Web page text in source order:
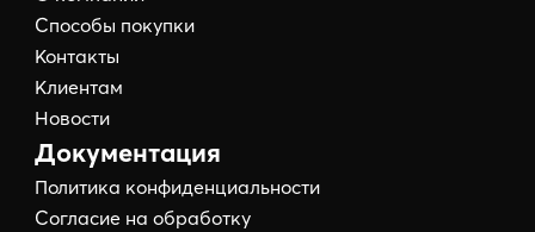
Способы покупки
Контакты
Клиентам
Новости
Документация
Политика конфиденциальности
Согласие на обработку